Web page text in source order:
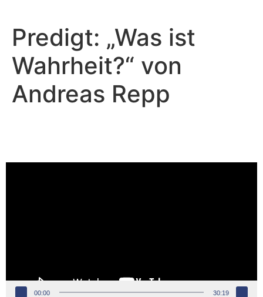
Predigt: „Was ist
Wahrheit?“ von
Andreas Repp
Video-Player
00:00 30:19